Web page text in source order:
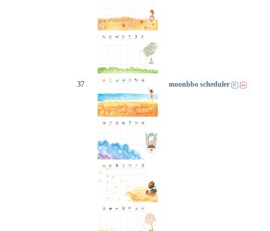
37 moonbbo scheduler